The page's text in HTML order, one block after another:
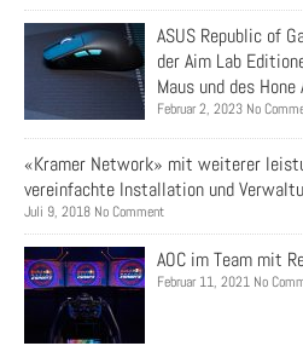
ASUS Republic of
der Aim Lab
Maus und des
Februar 2, 2023 No
«Kramer Network» mit weiterer
vereinfachte Installation und
Juli 9, 2018 No Comment
AOC im Team mit
Februar 11, 2021 No